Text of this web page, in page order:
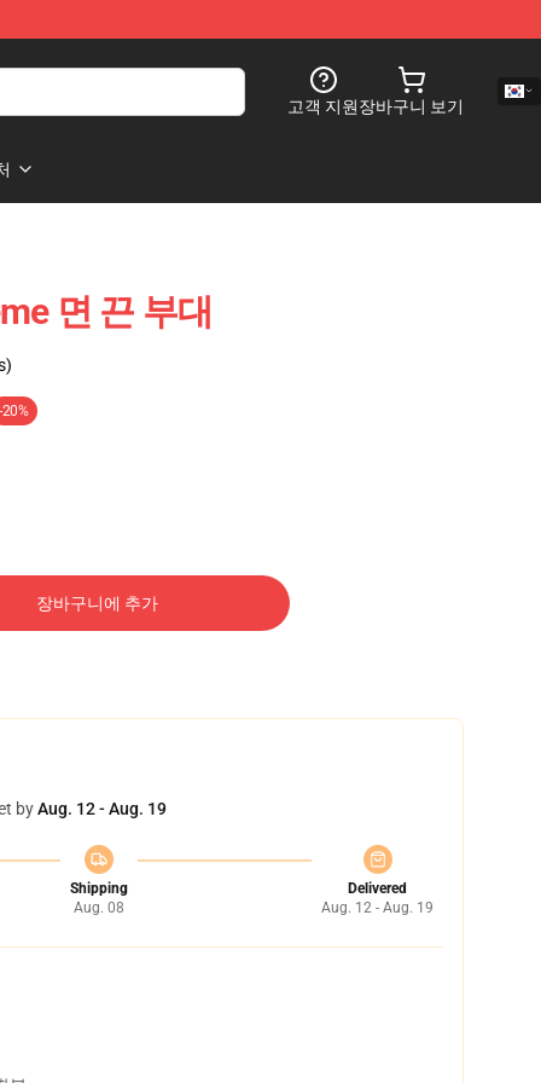
고객 지원장바구니 보기
면 끈 부대
-20%
장바구니에 추가
byAug. 12 - Aug. 19
Shipping
Aug. 08
Delivered
Aug. 12 - Aug. 19